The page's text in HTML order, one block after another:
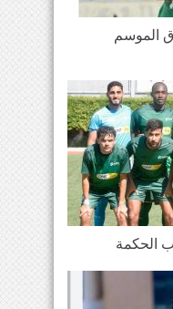
الموسم
الحكمة